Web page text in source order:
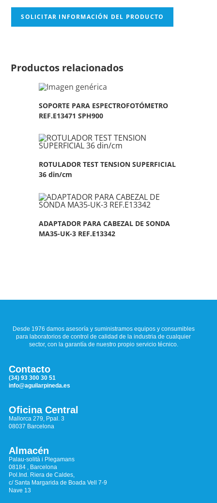
SOLICITAR INFORMACIÓN DEL PRODUCTO
Productos relacionados
SOPORTE PARA ESPECTROFOTÓMETRO
REF.E13471 SPH900
ROTULADOR TEST TENSION SUPERFICIAL
36 din/cm
ADAPTADOR PARA CABEZAL DE SONDA
MA35-UK-3 REF.E13342
Desde 1976 damos asesoría y suministramos equipos y consumibles
para laboratorios de control de calidad de la industria de cualquier
sector, con la garantía de nuestro propio servicio técnico.
Contacto
(34) 93 300 30 51
info@aguilarpineda.es
Oficina Central
Mallorca 279, Ppal. 3
08037 Barcelona
Almacén
Palau-solità i Plegamans
08184 , Barcelona
Pol.Ind. Riera de Caldes,
c/ Santa Margarida de Boada Vell 7-9
Nave 13